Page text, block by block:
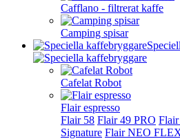
Cafflano - filtrerat kaffe
Camping spisar
Cafelat Robot
Flair espresso
Flair 58 Flair 49 PRO
Signature Flair NEO